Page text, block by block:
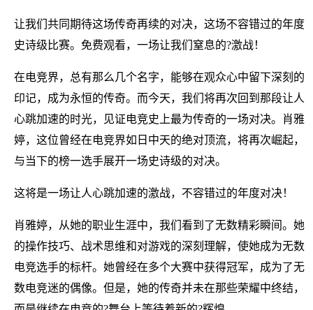
让我们共同期待这场传奇再续的对决，这场不容错过的年度
史诗级比赛。免费观看，一场让我们窒息的?激战！
在电竞界，总有那么几个名字，能够在观众心中留下深刻的
印记，成为永恒的传奇。而今天，我们将再次回到那段让人
心跳加速的时光，见证电竞史上最为传奇的一场对决。肖雅
婷，这位曾经在电竞界如日中天的绝对顶流，将再次崛起，
与当下的榜一选手展开一场史诗级的对决。
这将是一场让人心跳加速的激战，不容错过的年度对决！
肖雅婷，从她的职业生涯中，我们看到了无数精彩瞬间。她
的操作技巧、战术思维和对游戏的深刻理解，使她成为无数
电竞选手的标杆。她曾经在多个大赛中获得冠军，成为了无
数电竞迷的偶像。但是，她的传奇并未在那些荣耀中终结，